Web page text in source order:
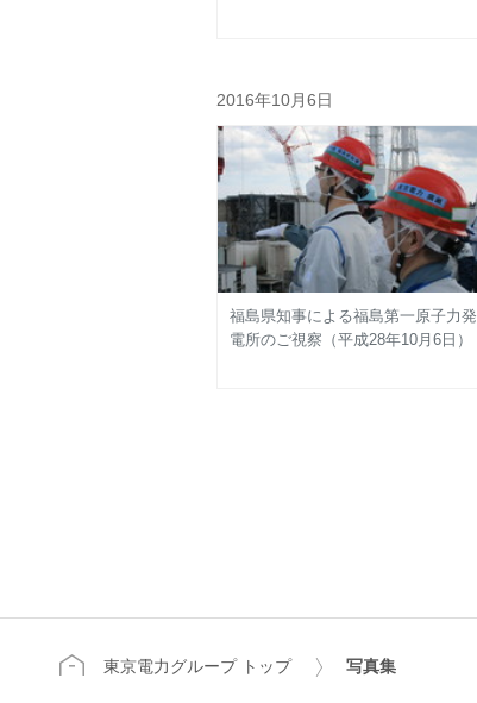
2016年10月6日
福島県知事による福島第一原子力発
電所のご視察（平成28年10月6日）
東京電力グループ トップ 写真集